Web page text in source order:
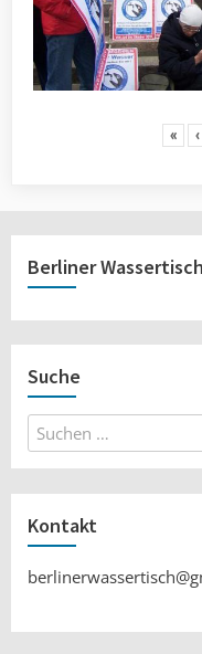
« ‹
Berliner
Suche
Suchen
nach:
Kontakt